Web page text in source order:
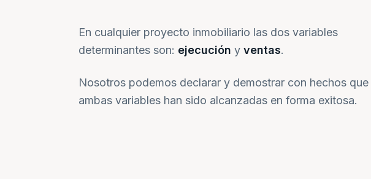
En cualquier proyecto inmobiliario las dos variables
determinantes son: ejecución y ventas.
Nosotros podemos declarar y demostrar con hechos que
ambas variables han sido alcanzadas en forma exitosa.